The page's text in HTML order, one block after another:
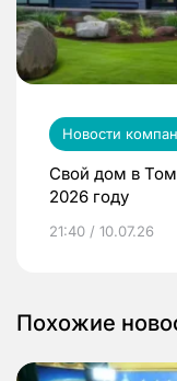
Новости
Свой дом в
2026 году
21:40 / 10.07.26
Похожие